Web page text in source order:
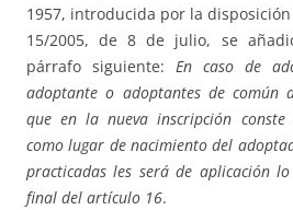
1957, introducida por la
15/2005, de 8 de julio, se
párrafo siguiente: En caso de
adoptante o adoptantes de común
que en la nueva inscrip­ción
como lugar de nacimiento del
practicadas les será de aplicación
final del artículo 16.